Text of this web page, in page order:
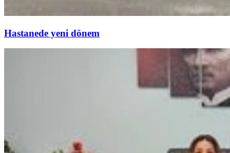
Hastanede yeni dönem